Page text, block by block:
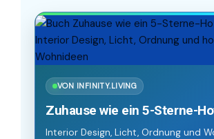
VON INFINITY.LIVING
Zuhause wie ein 5-Sterne-
Interior Design, Licht, Ordnung und